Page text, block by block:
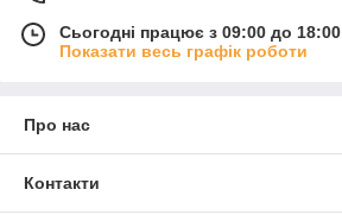
Сьогодні працює з 09:00 до 18:00
Показати весь графік роботи
Про нас
Контакти